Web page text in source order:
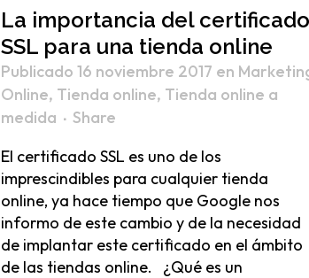
La importancia del certificado
SSL para una tienda online
Publicado 16 noviembre 2017 en
Online, Tienda online, Tienda online a
medida
Share
El certificado SSL es uno de los
imprescindibles para cualquier tienda
online, ya hace tiempo que Google nos
informo de este cambio y de la necesidad
de implantar este certificado en el ámbito
de las tiendas online. ¿Qué es un